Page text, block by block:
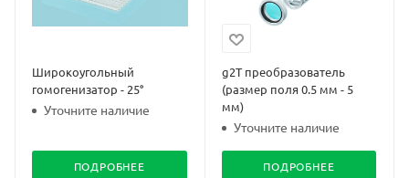
Широкоугольный
гомогенизатор - 25°
Уточните наличие
ПОДРОБНЕЕ
g2T преобразователь
(размер поля 0.5 мм - 5
мм)
Уточните наличие
ПОДРОБНЕЕ